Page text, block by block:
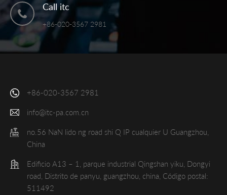
Call itc
+86-020-3567 2981
+86-020-3567 2981
info@itc-pa.com.cn
no.56 NaN lido ng road shi Q IP cualquier U Guangzhou,
China
Edificio A13 – 1, parque industrial Qingshan yiku, Dongyi
road, Distrito de panyu, guangzhou, china, Código postal:
511492